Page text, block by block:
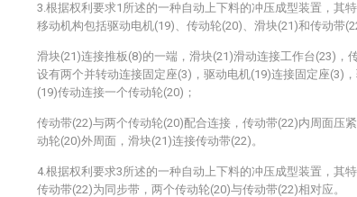
3.根据权利要求1所述的一种自动上下料的冲压成型装置，其特
移动机构包括驱动电机(19)、传动轮(20)、滑块(21)和传动带
滑块(21)连接推板(8)的一端，滑块(21)滑动连接工作台(23)，
设有两个并转动连接固定座(3)，驱动电机(19)连接固定座(3)
(19)传动连接一个传动轮(20)；
传动带(22)与两个传动轮(20)配合连接，传动带(22)内周面压
动轮(20)外周面，滑块(21)连接传动带(22)。
4.根据权利要求3所述的一种自动上下料的冲压成型装置，其特
传动带(22)为同步带，两个传动轮(20)与传动带(22)相对应。